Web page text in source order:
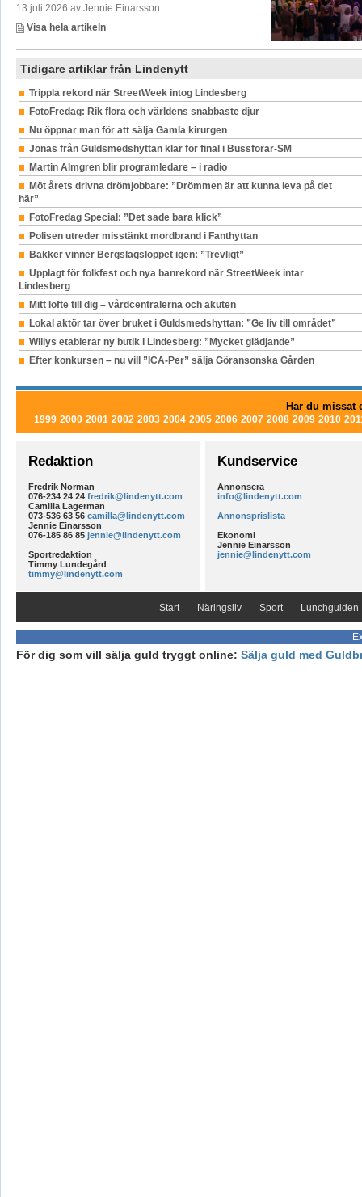
13 juli 2026 av Jennie Einarsson
Visa hela artikeln
Tidigare artiklar från Lindenytt
Trippla rekord när StreetWeek intog Lindesberg
FotoFredag: Rik flora och världens snabbaste djur
Nu öppnar man för att sälja Gamla kirurgen
Jonas från Guldsmedshyttan klar för final i Bussförar-SM
Martin Almgren blir programledare – i radio
Möt årets drivna drömjobbare: ”Drömmen är att kunna leva på det
här”
FotoFredag Special: ”Det sade bara klick”
Polisen utreder misstänkt mordbrand i Fanthyttan
Bakker vinner Bergslagsloppet igen: ”Trevligt”
Upplagt för folkfest och nya banrekord när StreetWeek intar
Lindesberg
Mitt löfte till dig – vårdcentralerna och akuten
Lokal aktör tar över bruket i Guldsmedshyttan: ”Ge liv till området”
Willys etablerar ny butik i Lindesberg: ”Mycket glädjande”
Efter konkursen – nu vill ”ICA-Per” sälja Göransonska Gården
Har du missat
1999 2000 2001 2002 2003 2004 2005 2006 2007 2008 2009 2010
Redaktion
Fredrik Norman
076-234 24 24 fredrik@lindenytt.com
Camilla Lagerman
073-536 63 56 camilla@lindenytt.com
Jennie Einarsson
076-185 86 85 jennie@lindenytt.com
Sportredaktion
Timmy Lundegård
timmy@lindenytt.com
Kundservice
Annonsera
info@lindenytt.com
Annonsprislista
Ekonomi
Jennie Einarsson
jennie@lindenytt.com
Start Näringsliv Sport Lunchguiden
För dig som vill sälja guld tryggt online: Sälja guld med